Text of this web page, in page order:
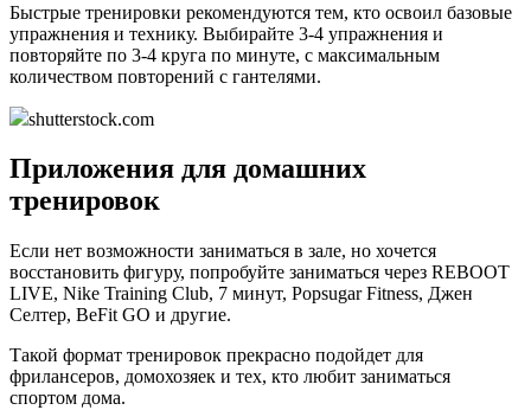
Быстрые тренировки рекомендуются тем, кто освоил базовые
упражнения и технику. Выбирайте 3-4 упражнения и
повторяйте по 3-4 круга по минуте, с максимальным
количеством повторений с гантелями.
shutterstock.com
Приложения для домашних
тренировок
Если нет возможности заниматься в зале, но хочется
восстановить фигуру, попробуйте заниматься через REBOOT
LIVE, Nike Training Club, 7 минут, Popsugar Fitness, Джен
Селтер, BeFit GO и другие.
Такой формат тренировок прекрасно подойдет для
фрилансеров, домохозяек и тех, кто любит заниматься
спортом дома.